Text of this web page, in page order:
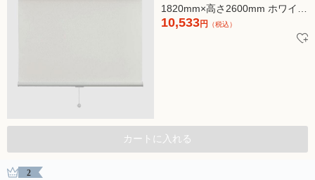
1820mm×高さ2600mm ホワイト
1台（直送品）
10,533円 （税込）
カートに入れる
2